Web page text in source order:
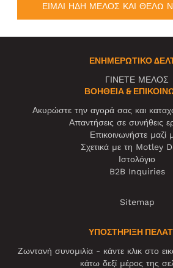
ΕΙΜΑΙ ΗΔΗ ΜΕΛΟΣ ΚΑΙ ΘΕΛΩ
ΕΝΗΜΕΡΩΤΙΚΌ
ΓΙΝΕΤΕ ΜΕΛΟΣ
ΒΟΉΘΕΙΑ &
Ακυρώστε την αγορά σας και
Απαντήσεις σε συνήθεις
Επικοινωνήστε μαζί
Σχετικά με τη Motley
Ιστολόγιο
B2B Inquiries
Sitemap
ΥΠΟΣΤΗΡΙΞΗ
Ζωντανή συνομιλία - κάντε κλικ στο
κάτω δεξί μέρος της